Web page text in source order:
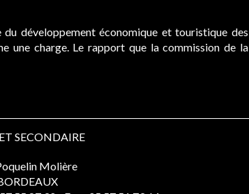
développement économique et touristique des
une charge. Le rapport que la commission de la
SECONDAIRE
Molière